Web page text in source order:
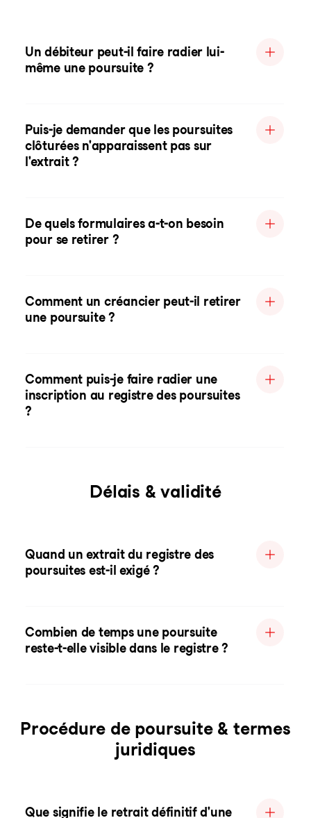
Un débiteur peut-il faire radier lui-
même une poursuite ?
Puis-je demander que les poursuites
clôturées n'apparaissent pas sur
l'extrait ?
De quels formulaires a-t-on besoin
pour se retirer ?
Comment un créancier peut-il retirer
une poursuite ?
Comment puis-je faire radier une
inscription au registre des poursuites
?
Délais & validité
Quand un extrait du registre des
poursuites est-il exigé ?
Combien de temps une poursuite
reste-t-elle visible dans le registre ?
Procédure de poursuite & termes
juridiques
Que signifie le retrait définitif d'une